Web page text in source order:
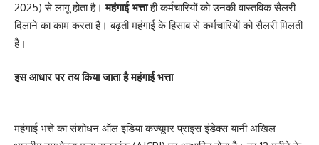
2025) से लागू होता है।महंगाई भत्ताही कर्मचारियों को उनकी वास्तविक सैलरी
दिलाने का काम करता है। बढ़ती महंगाई के हिसाब से कर्मचारियों को सैलरी मिलती
है।
इस आधार पर तय किया जाता है महंगाई भत्ता
महंगाई भत्ते का संशोधन ऑल इंडिया कंज्यूमर प्राइस इंडेक्स यानी अखिल